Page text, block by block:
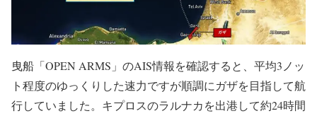
曳船「OPEN ARMS」のAIS情報を確認すると、平均3ノッ
ト程度のゆっくりした速力ですが順調にガザを目指して航
行していました。キプロスのラルナカを出港して約24時間